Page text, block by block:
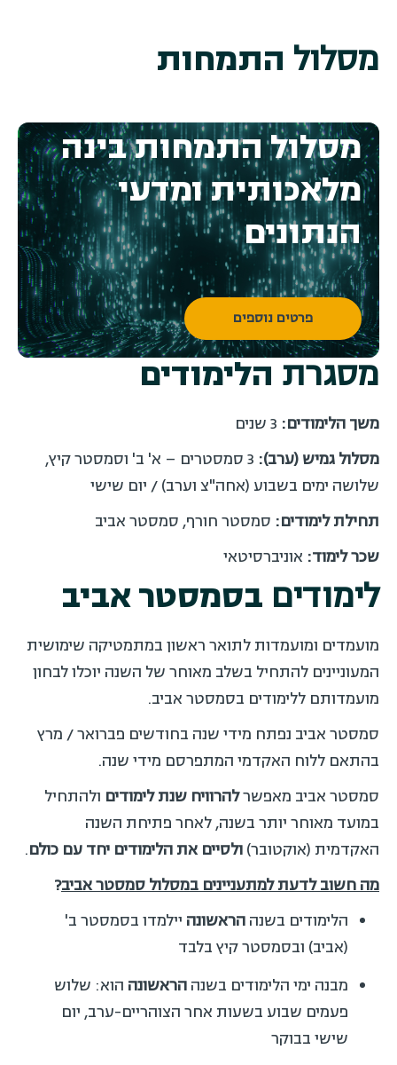
מסלול התמחות
מסלול התמחות בינה
מלאכותית ומדעי
הנתונים
פרטים נוספים
מסגרת הלימודים
משך הלימודים:
מסלול גמיש (ערב):
3 סמסטרים – א' ב' וסמסטר קיץ,
שלושה ימים בשבוע (אחה"צ וערב) / יום שישי
תחילת לימודים: סמסטר חורף, סמסטר אביב
שכר לימוד: אוניברסיטאי
לימודים בסמסטר אביב
מועמדים ומועמדות לתואר ראשון במתמטיקה שימושית
המעוניינים להתחיל בשלב מאוחר של השנה יוכלו לבחון
מועמדותם ללימודים בסמסטר אביב.
סמסטר אביב נפתח מידי שנה בחודשים פברואר / מרץ
בהתאם ללוח האקדמי המתפרסם מידי שנה.
סמסטר אביב מאפשרלהרוויח שנת לימודים ולהתחיל
במועד מאוחר יותר בשנה, לאחר פתיחת השנה
האקדמית (אוקטובר) ולסיים את הלימודים יחד עם כולם.
מה חשוב לדעת למתעניינים במסלול סמסטר אביב?
הלימודים בשנה הראשונה יילמדו בסמסטר ב'
(אביב) ובסמסטר קיץ בלבד
מבנה ימי הלימודים בשנה הראשונה הוא: שלוש
פעמים שבוע בשעות אחר הצוהריים-ערב, יום
שישי בבוקר